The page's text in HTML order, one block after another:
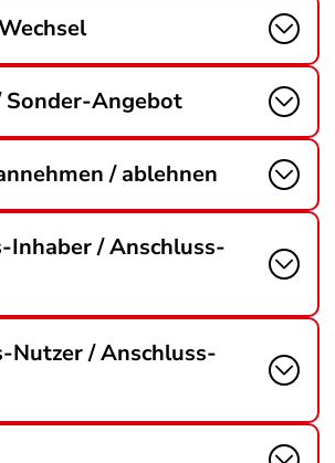
Sonder-Angebot
/ ablehnen
Inhaber / Anschluss-
Nutzer / Anschluss-